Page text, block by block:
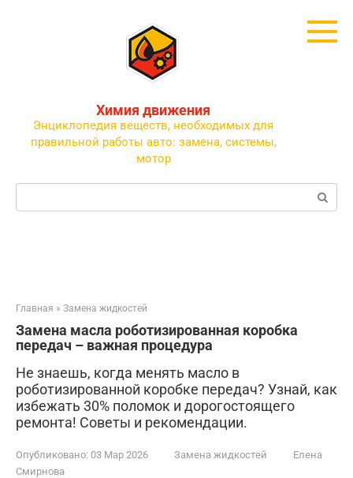
Химия движения
Энциклопедия веществ, необходимых для
правильной работы авто: замена, системы,
мотор
Поиск:
Главная » Замена жидкостей
Замена масла роботизированная коробка
передач – важная процедура
Не знаешь, когда менять масло в
роботизированной коробке передач? Узнай, как
избежать 30% поломок и дорогостоящего
ремонта! Советы и рекомендации.
Опубликовано: 03 Мар 2026 Замена жидкостей
Елена
Смирнова